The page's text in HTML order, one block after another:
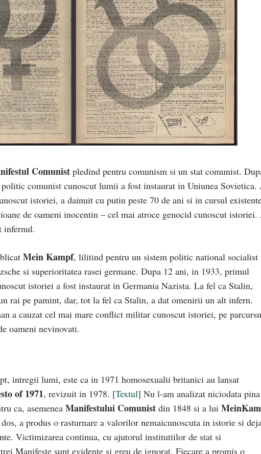
Comunist pledind pentru comunism si un stat comunist.
comunist cunoscut lumii a fost instaurat in Uniunea Sovietica.
istoriei, a dainuit cu putin peste 70 de ani si in cursul
de oameni inocentin – cel mai atroce genocid cunoscut istoriei.
infernul.
Mein Kampf, lilitind pentru un sistem politic national socialist
si superioritatea rasei germane. Dupa 12 ani, in 1933, primul
istoriei a fost instaurat in Germania Nazista. La fel ca Stalin,
rai pe pamint, dar, tot la fel ca Stalin, a dat omenirii un alt infern.
a cauzat cel mai mare conflict militar cunoscut istoriei, pe
oameni nevinovati.
intregii lumi, este ca in 1971 homosexualii britanici au lansat
of 1971, revizuit in 1978. [Textul] Nu l-am analizat niciodata pina
ca, asemenea Manifestului Comunist din 1848 si a lui
a produs o rasturnare a valorilor nemaicunoscuta in istorie si
Victimizarea continua, cu ajutorul institutiilor de stat si
Manifeste sunt evidente si greu de ignorat. Fiecare a promis o